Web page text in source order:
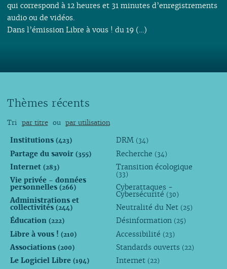
qui correspond à 12 heures et 31 minutes d’enregistrements
audio ou de vidéos.
Dans l’émission Libre à vous ! du 19 (…)
Thèmes récents
Tri par titre ou par utilisation
Institutions (423)
Partage du savoir (355)
Internet (283)
Vie privée - données
personnelles (266)
Administrations et
collectivités (244)
Éducation (222)
Libre à vous ! (210)
Associations (200)
Le Logiciel Libre (194)
DRM (34)
Recherche (34)
Transition écologique
(33)
Cyberattaques -
Cybersécurité (30)
Neutralité du Net (25)
Désinformation (25)
Accessibilité (23)
Standards ouverts (22)
Internet (22)